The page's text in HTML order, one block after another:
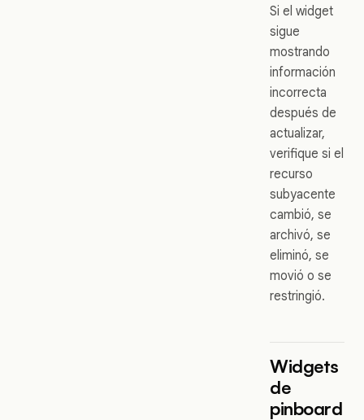
Si el widget
sigue
mostrando
información
incorrecta
después de
actualizar,
verifique si el
recurso
subyacente
cambió, se
archivó, se
eliminó, se
movió o se
restringió.
Widgets
de
pinboard